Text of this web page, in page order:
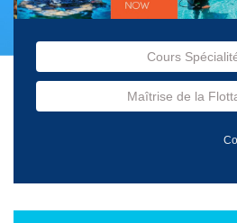
Cours
Maîtrise de la